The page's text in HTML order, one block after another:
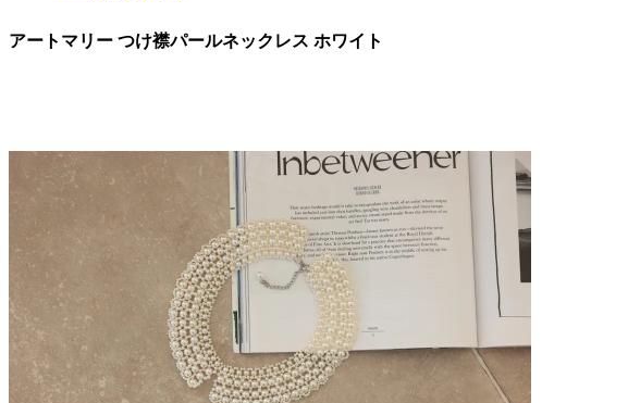
アートマリー つけ襟パールネックレス ホワイト